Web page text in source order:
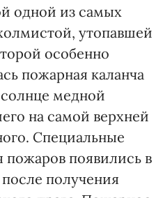
одной из самых
утопавшей
особенно
пожарная каланча
медной
на самой верхней
Специальные
появились в
получения